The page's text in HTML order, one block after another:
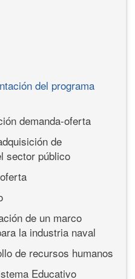
del programa
demanda-oferta
de
sector público
de un marco
la industria naval
de recursos humanos
Educativo